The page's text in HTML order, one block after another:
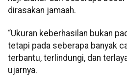
dirasakan jamaah.
“Ukuran keberhasilan bukan
tetapi pada seberapa banyak
terbantu, terlindungi, dan
ujarnya.